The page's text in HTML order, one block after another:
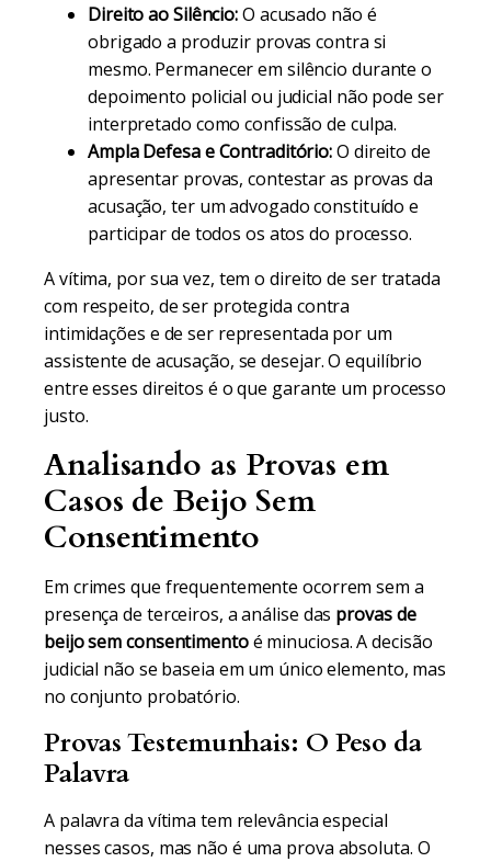
Direito ao Silêncio:O acusado não é
obrigado a produzir provas contra si
mesmo. Permanecer em silêncio durante o
depoimento policial ou judicial não pode ser
interpretado como confissão de culpa.
Ampla Defesa e Contraditório:O direito de
apresentar provas, contestar as provas da
acusação, ter um advogado constituído e
participar de todos os atos do processo.
A vítima, por sua vez, tem o direito de ser tratada
com respeito, de ser protegida contra
intimidações e de ser representada por um
assistente de acusação, se desejar. O equilíbrio
entre esses direitos é o que garante um processo
justo.
Analisando as Provas em
Casos de Beijo Sem
Consentimento
Em crimes que frequentemente ocorrem sem a
presença de terceiros, a análise das provas de
beijo sem consentimentoé minuciosa. A decisão
judicial não se baseia em um único elemento, mas
no conjunto probatório.
Provas Testemunhais: O Peso da
Palavra
A palavra da vítima tem relevância especial
nesses casos, mas não é uma prova absoluta. O